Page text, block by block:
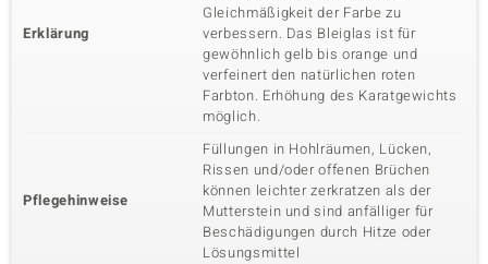
Erklärung
Gleichmäßigkeit der Farbe zu
verbessern. Das Bleiglas ist für
gewöhnlich gelb bis orange und
verfeinert den natürlichen roten
Farbton. Erhöhung des Karatgewichts
möglich.
Pflegehinweise
Füllungen in Hohlräumen, Lücken,
Rissen und/oder offenen Brüchen
können leichter zerkratzen als der
Mutterstein und sind anfälliger für
Beschädigungen durch Hitze oder
Lösungsmittel